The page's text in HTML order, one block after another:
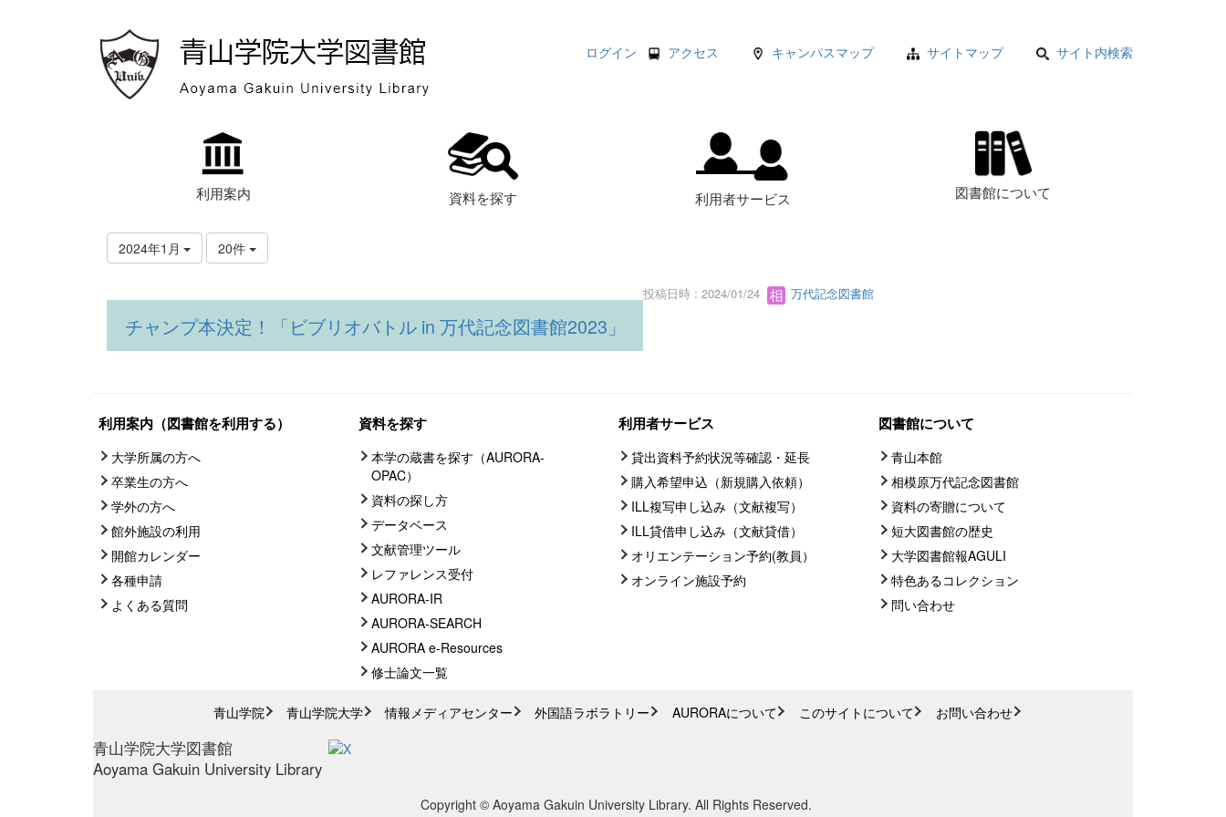
ログイン アクセス キャンパスマップ サイトマップ サイト内検索
利用案内 資料を探す 利用者サービス 図書館について
2024年1月 20件
チャンプ本決定！「ビブリオバトル in 万代記念図書館2023」
投稿日時 : 2024/01/24 万代記念図書館
利用案内（図書館を利用する）
大学所属の方へ
卒業生の方へ
学外の方へ
館外施設の利用
開館カレンダー
各種申請
よくある質問
資料を探す
本学の蔵書を探す（AURORA-
OPAC）
資料の探し方
データベース
文献管理ツール
レファレンス受付
AURORA-IR
AURORA-SEARCH
AURORA e-Resources
修士論文一覧
利用者サービス
貸出資料予約状況等確認・延長
購入希望申込（新規購入依頼）
ILL複写申し込み（文献複写）
ILL貸借申し込み（文献貸借）
オリエンテーション予約(教員）
オンライン施設予約
図書館について
青山本館
相模原万代記念図書館
資料の寄贈について
短大図書館の歴史
大学図書館報AGULI
特色あるコレクション
問い合わせ
青山学院 青山学院大学 情報メディアセンター 外国語ラボラトリー AURORAについて このサイトについて お問い合わせ
青山学院大学図書館
Aoyama Gakuin University Library
Copyright © Aoyama Gakuin University Library. All Rights Reserved.